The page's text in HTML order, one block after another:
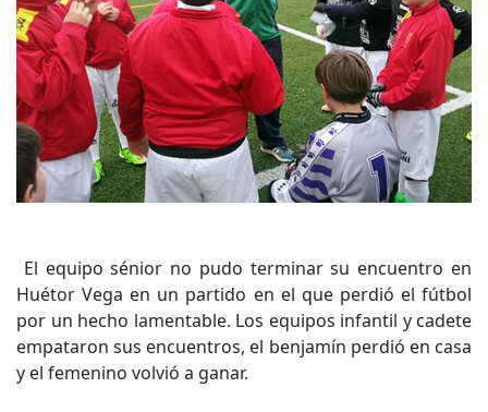
El equipo sénior no pudo terminar su encuentro en
Huétor Vega en un partido en el que perdió el fútbol
por un hecho lamentable. Los equipos infantil y cadete
empataron sus encuentros, el benjamín perdió en casa
y el femenino volvió a ganar.